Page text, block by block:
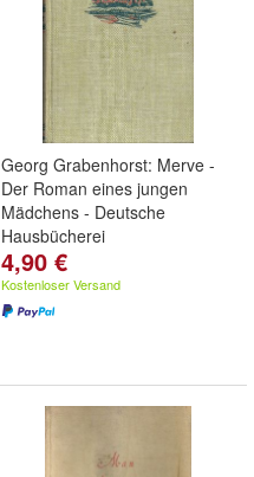
Georg Grabenhorst: Merve -
Der Roman eines jungen
Mädchens - Deutsche
Hausbücherei
4,90 €
Kostenloser Versand